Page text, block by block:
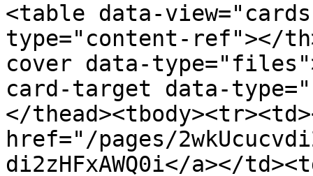
<table data-
type="content-ref"></
cover data-
card-target data-
</
href="/pages/
di2zHFxAWQ0i</a></